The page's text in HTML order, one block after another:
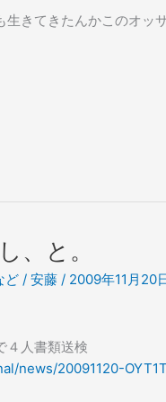
きてきたんかこのオッサ
、と。
ど / 安藤 / 2009年11月20
４人書類送検
news/20091120-